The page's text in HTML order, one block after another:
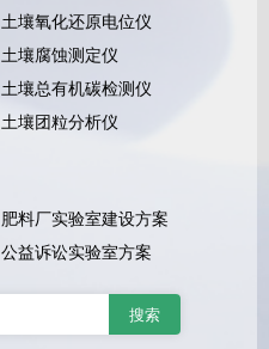
土壤氧化还原电位仪
土壤腐蚀测定仪
土壤总有机碳检测仪
土壤团粒分析仪
肥料厂实验室建设方案
公益诉讼实验室方案